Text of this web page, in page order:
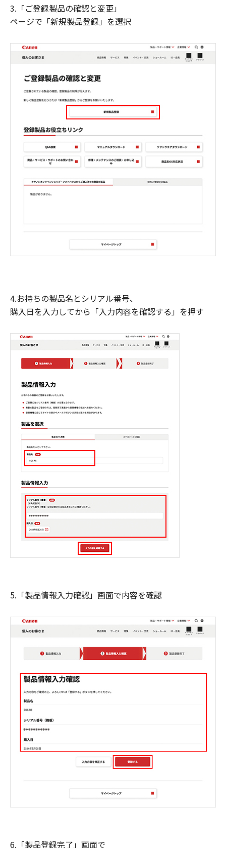
3.「ご登録製品の確認と変更」
ページで「新規製品登録」を選択
4.お持ちの製品名とシリアル番号、
購入日を入力してから「入力内容を確認する」を押す
5.「製品情報入力確認」画面で内容を確認
6.「製品登録完了」画面で